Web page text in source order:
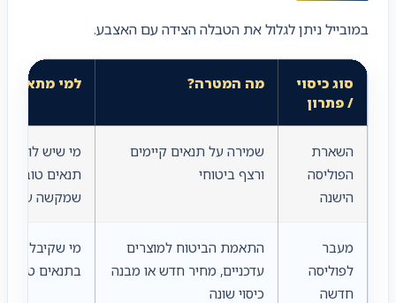
במובייל ניתן לגלול את הטבלה הצידה עם האצבע.
סוג כיסוי
/ פתרון
מה המטרה? למי מתאים?
השארת
הפוליסה
הישנה
שמירה על תנאים קיימים
ורצף ביטוחי
מי שיש לו
תנאים טובים
שמקשה על
מעבר
לפוליסה
חדשה
התאמת הביטוח למוצרים
עדכניים, מחיר חדש או מבנה
כיסוי שונה
מי שקיבל
בתנאים טובים